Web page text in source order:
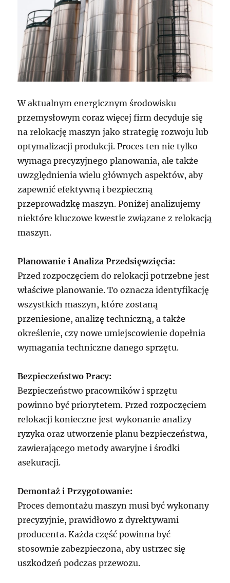
W aktualnym energicznym środowisku
przemysłowym coraz więcej firm decyduje się
na relokację maszyn jako strategię rozwoju lub
optymalizacji produkcji. Proces ten nie tylko
wymaga precyzyjnego planowania, ale także
uwzględnienia wielu głównych aspektów, aby
zapewnić efektywną i bezpieczną
przeprowadzkę maszyn. Poniżej analizujemy
niektóre kluczowe kwestie związane z relokacją
maszyn.
Planowanie i Analiza Przedsięwzięcia:
Przed rozpoczęciem do relokacji potrzebne jest
właściwe planowanie. To oznacza identyfikację
wszystkich maszyn, które zostaną
przeniesione, analizę techniczną, a także
określenie, czy nowe umiejscowienie dopełnia
wymagania techniczne danego sprzętu.
Bezpieczeństwo Pracy:
Bezpieczeństwo pracowników i sprzętu
powinno być priorytetem. Przed rozpoczęciem
relokacji konieczne jest wykonanie analizy
ryzyka oraz utworzenie planu bezpieczeństwa,
zawierającego metody awaryjne i środki
asekuracji.
Demontaż i Przygotowanie:
Proces demontażu maszyn musi być wykonany
precyzyjnie, prawidłowo z dyrektywami
producenta. Każda część powinna być
stosownie zabezpieczona, aby ustrzec się
uszkodzeń podczas przewozu.